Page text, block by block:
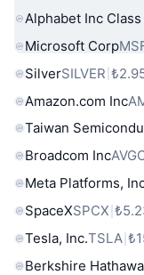
Alphabet Inc Class
Microsoft Corp
SilverSILVER
Amazon.com Inc
Taiwan
Broadcom Inc
Meta Platforms,
SpaceXSPCX
Tesla, Inc.TSLA
Berkshire